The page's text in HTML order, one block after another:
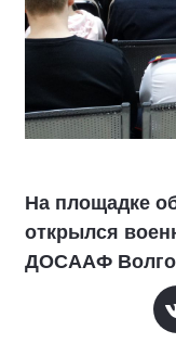
На площадке
открылся
ДОСААФ